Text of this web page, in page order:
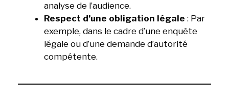
analyse de l’audience.
Respect d’une obligation légale : Par
exemple, dans le cadre d’une enquête
légale ou d’une demande d’autorité
compétente.